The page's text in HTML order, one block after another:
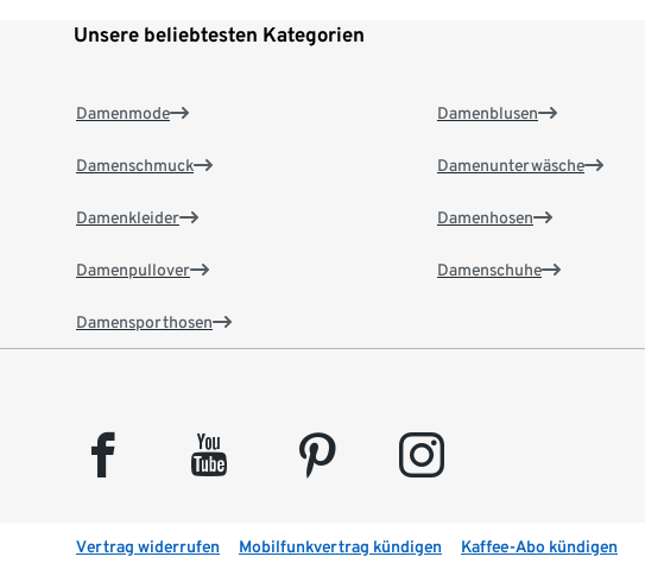
Unsere beliebtesten Kategorien
Damenmode
Damenschmuck
Damenkleider
Damenpullover
Damensporthosen
Damenblusen
Damenunterwäsche
Damenhosen
Damenschuhe
facebook youtube pinterest instagram
Vertrag widerrufen Mobilfunkvertrag kündigen Kaffee-Abo kündigen